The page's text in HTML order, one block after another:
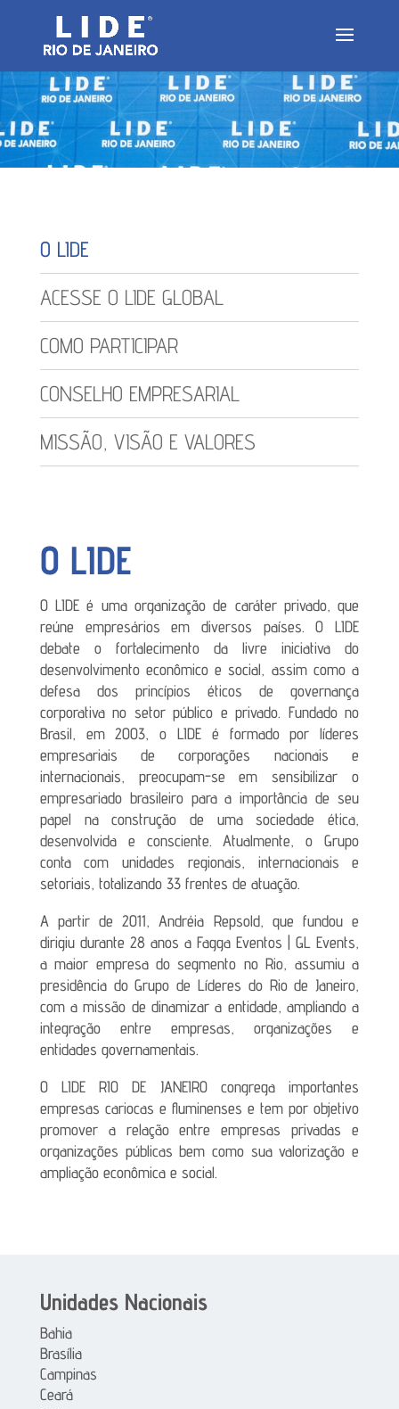
O LIDE
ACESSE O LIDE GLOBAL
COMO PARTICIPAR
CONSELHO EMPRESARIAL
MISSÃO, VISÃO E VALORES
O LIDE
O LIDE é uma organização de caráter privado, que
reúne empresários em diversos países. O LIDE
debate o fortalecimento da livre iniciativa do
desenvolvimento econômico e social, assim como a
defesa dos princípios éticos de governança
corporativa no setor público e privado. Fundado no
Brasil, em 2003, o LIDE é formado por líderes
empresariais de corporações nacionais e
internacionais, preocupam-se em sensibilizar o
empresariado brasileiro para a importância de seu
papel na construção de uma sociedade ética,
desenvolvida e consciente. Atualmente, o Grupo
conta com unidades regionais, internacionais e
setoriais, totalizando 33 frentes de atuação.
A partir de 2011, Andréia Repsold, que fundou e
dirigiu durante 28 anos a Fagga Eventos | GL Events,
a maior empresa do segmento no Rio, assumiu a
presidência do Grupo de Líderes do Rio de Janeiro,
com a missão de dinamizar a entidade, ampliando a
integração entre empresas, organizações e
entidades governamentais.
O LIDE RIO DE JANEIRO congrega importantes
empresas cariocas e fluminenses e tem por objetivo
promover a relação entre empresas privadas e
organizações públicas bem como sua valorização e
ampliação econômica e social.
Unidades Nacionais
Bahia
Brasília
Campinas
Ceará